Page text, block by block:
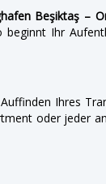
Beşiktaş –
beginnt Ihr
Ihres
oder jeder